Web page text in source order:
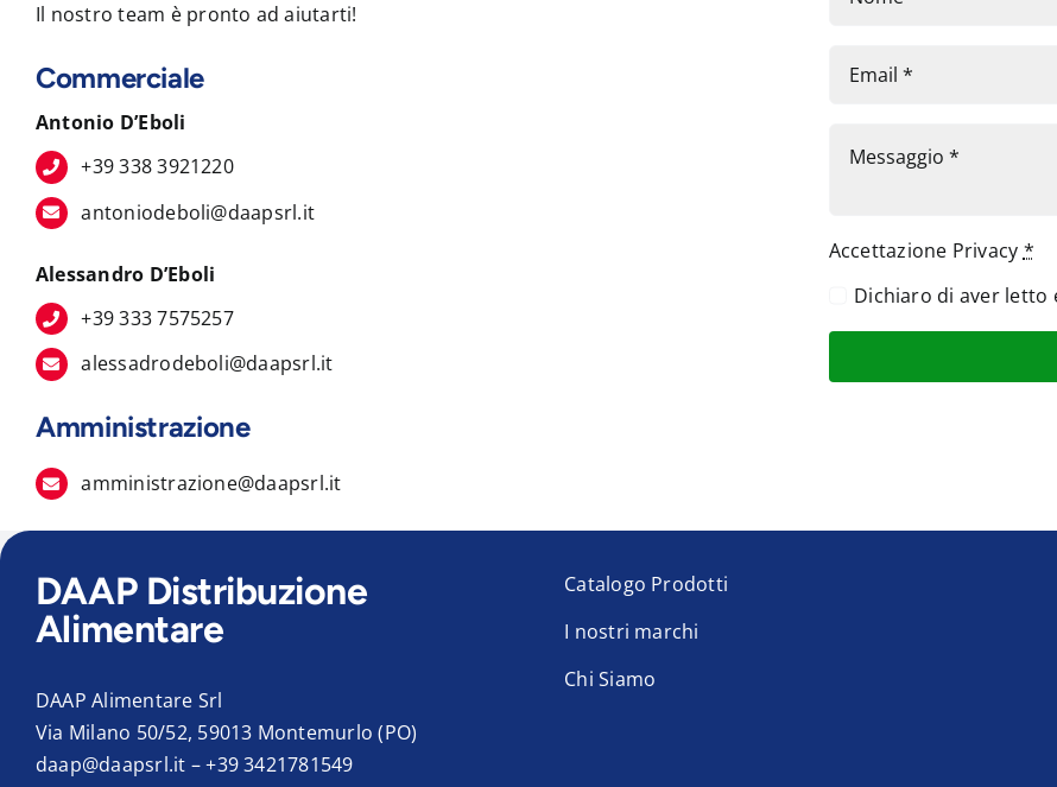
Il nostro team è pronto ad aiutarti!
Commerciale
Antonio D’Eboli
+39 338 3921220
antoniodeboli@daapsrl.it
Alessandro D’Eboli
+39 333 7575257
alessadrodeboli@daapsrl.it
Amministrazione
amministrazione@daapsrl.it
Accettazione Privacy*
Dichiaro di aver letto
DAAP Distribuzione
Alimentare
DAAP Alimentare Srl
Via Milano 50/52, 59013 Montemurlo (PO)
daap@daapsrl.it –+39 3421781549
Catalogo Prodotti
I nostri marchi
Chi Siamo